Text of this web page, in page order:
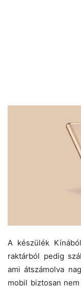
A készülék
raktárból pedig
ami átszámolva
mobil biztosan